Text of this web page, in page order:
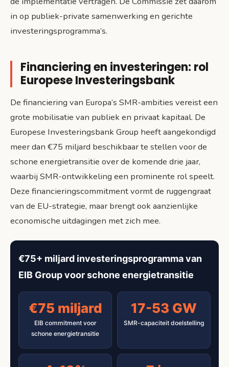
in op publiek-private samenwerking en gerichte
investeringsprogramma’s.
Financiering en investeringen: rol
Europese Investeringsbank
De financiering van Europa’s SMR-ambities vereist een
grote mobilisatie van publiek en privaat kapitaal. De
Europese Investeringsbank Group heeft aangekondigd
meer dan €75 miljard beschikbaar te stellen voor de
schone energietransitie over de komende drie jaar,
waarbij SMR-ontwikkeling een prominente rol speelt.
Deze financieringscommitment vormt de ruggengraat
van de EU-strategie, maar brengt ook aanzienlijke
economische uitdagingen met zich mee.
€75+ miljard investeringsprogramma van
EIB Group voor schone energietransitie
€75 miljard
EIB commitment voor
schone energietransitie
17-53 GW
SMR-capaciteit doelstelling